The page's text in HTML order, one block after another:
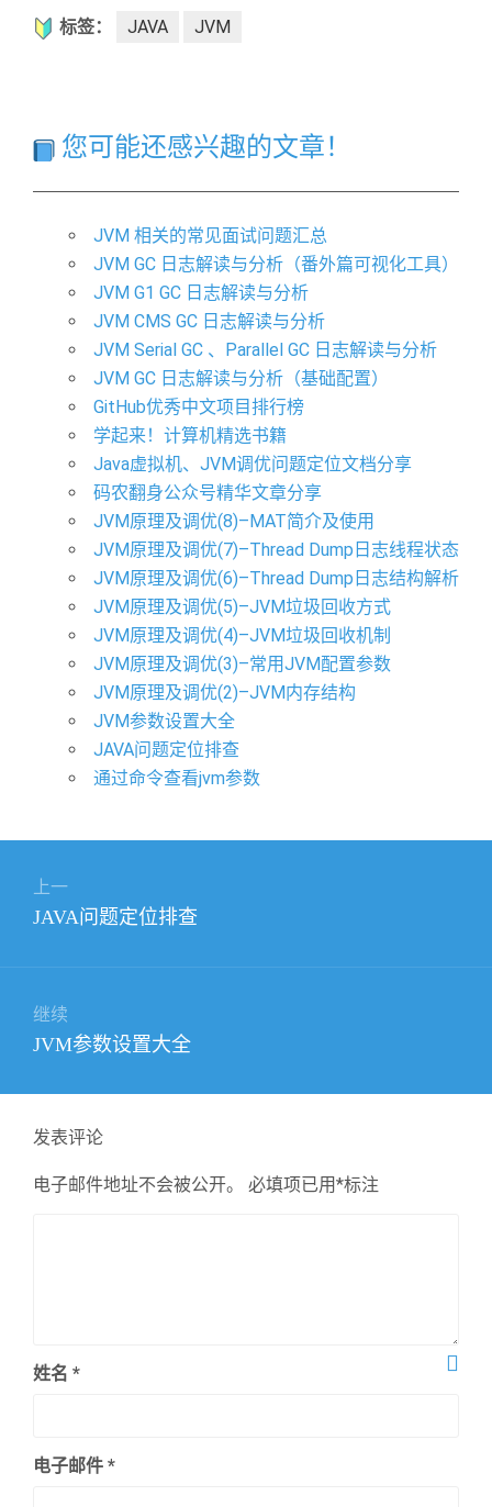
标签： JAVA JVM
您可能还感兴趣的文章！
JVM 相关的常见面试问题汇总
JVM GC 日志解读与分析（番外篇可视化工具）
JVM G1 GC 日志解读与分析
JVM CMS GC 日志解读与分析
JVM Serial GC 、Parallel GC 日志解读与分析
JVM GC 日志解读与分析（基础配置）
GitHub优秀中文项目排行榜
学起来！计算机精选书籍
Java虚拟机、JVM调优问题定位文档分享
码农翻身公众号精华文章分享
JVM原理及调优(8)–MAT简介及使用
JVM原理及调优(7)–Thread Dump日志线程状态
JVM原理及调优(6)–Thread Dump日志结构解析
JVM原理及调优(5)–JVM垃圾回收方式
JVM原理及调优(4)–JVM垃圾回收机制
JVM原理及调优(3)–常用JVM配置参数
JVM原理及调优(2)–JVM内存结构
JVM参数设置大全
JAVA问题定位排查
通过命令查看jvm参数
上一
上
章：
JAVA问题定位排查
继续
下
文
章：
JVM参数设置大全
发表评论
电子邮件地址不会被公开。 必填项已用*标注
姓名 *
电子邮件 *